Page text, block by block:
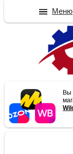
Вы
Меню